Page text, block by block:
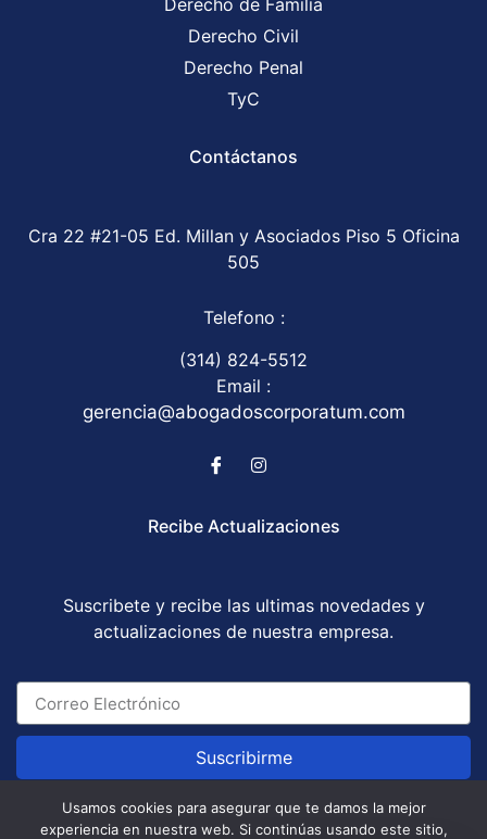
Derecho Civil
Derecho Penal
TyC
Contáctanos
Cra 22 #21-05 Ed. Millan y Asociados Piso 5 Oficina
505
Telefono :
(314) 824-5512
Email :
gerencia@abogadoscorporatum.com
Recibe Actualizaciones
Suscribete y recibe las ultimas novedades y
actualizaciones de nuestra empresa.
Suscribirme
Usamos cookies para asegurar que te damos la mejor
experiencia en nuestra web. Si continúas usando este sitio,